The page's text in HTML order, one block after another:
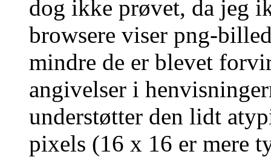
dog ikke prøvet, da jeg
browsere viser png-
mindre de er blevet
angivelser i
understøtter den lidt
pixels (16 x 16 er mere